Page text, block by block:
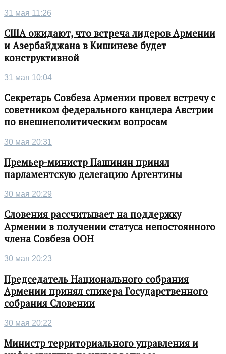
31 мая 11:26
США ожидают, что встреча лидеров Армении
и Азербайджана в Кишиневе будет
конструктивной
31 мая 10:04
Секретарь Совбеза Армении провел встречу с
советником федерального канцлера Австрии
по внешнеполитическим вопросам
30 мая 20:31
Премьер-министр Пашинян принял
парламентскую делегацию Аргентины
30 мая 20:29
Словения рассчитывает на поддержку
Армении в получении статуса непостоянного
члена Совбеза ООН
30 мая 20:23
Председатель Национального собрания
Армении принял спикера Государственного
собрания Словении
30 мая 20:22
Министр территориального управления и